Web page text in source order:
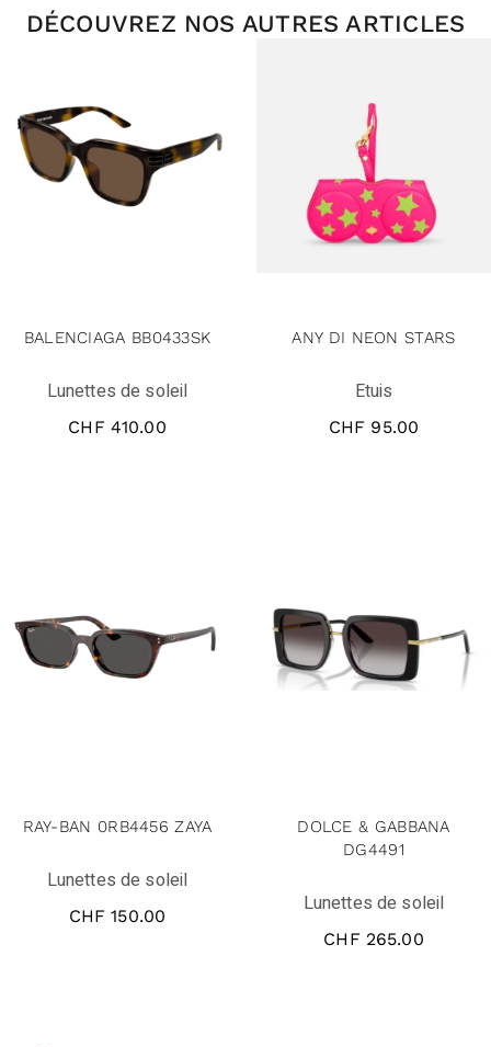
DÉCOUVREZ NOS AUTRES ARTICLES
BALENCIAGA BB0433SK
Lunettes de soleil
CHF 410.00
ANY DI NEON STARS
Etuis
CHF 95.00
RAY-BAN 0RB4456 ZAYA
Lunettes de soleil
CHF 150.00
DOLCE & GABBANA
DG4491
Lunettes de soleil
CHF 265.00